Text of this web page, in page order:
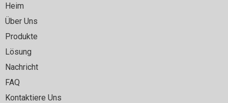
Heim
Über Uns
Produkte
Lösung
Nachricht
FAQ
Kontaktiere Uns